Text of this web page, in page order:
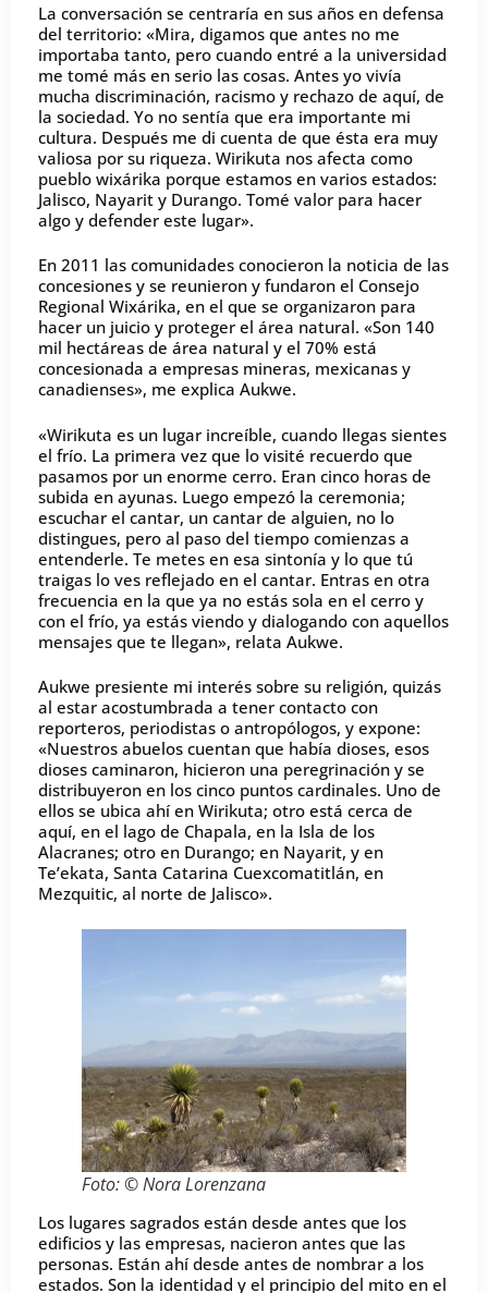
La conversación se centraría en sus años en defensa
del territorio: «Mira, digamos que antes no me
importaba tanto, pero cuando entré a la universidad
me tomé más en serio las cosas. Antes yo vivía
mucha discriminación, racismo y rechazo de aquí, de
la sociedad. Yo no sentía que era importante mi
cultura. Después me di cuenta de que ésta era muy
valiosa por su riqueza. Wirikuta nos afecta como
pueblo wixárika porque estamos en varios estados:
Jalisco, Nayarit y Durango. Tomé valor para hacer
algo y defender este lugar».
En 2011 las comunidades conocieron la noticia de las
concesiones y se reunieron y fundaron el Consejo
Regional Wixárika, en el que se organizaron para
hacer un juicio y proteger el área natural. «Son 140
mil hectáreas de área natural y el 70% está
concesionada a empresas mineras, mexicanas y
canadienses», me explica Aukwe.
«Wirikuta es un lugar increíble, cuando llegas sientes
el frío. La primera vez que lo visité recuerdo que
pasamos por un enorme cerro. Eran cinco horas de
subida en ayunas. Luego empezó la ceremonia;
escuchar el cantar, un cantar de alguien, no lo
distingues, pero al paso del tiempo comienzas a
entenderle. Te metes en esa sintonía y lo que tú
traigas lo ves reflejado en el cantar. Entras en otra
frecuencia en la que ya no estás sola en el cerro y
con el frío, ya estás viendo y dialogando con aquellos
mensajes que te llegan», relata Aukwe.
Aukwe presiente mi interés sobre su religión, quizás
al estar acostumbrada a tener contacto con
reporteros, periodistas o antropólogos, y expone:
«Nuestros abuelos cuentan que había dioses, esos
dioses caminaron, hicieron una peregrinación y se
distribuyeron en los cinco puntos cardinales. Uno de
ellos se ubica ahí en Wirikuta; otro está cerca de
aquí, en el lago de Chapala, en la Isla de los
Alacranes; otro en Durango; en Nayarit, y en
Te’ekata, Santa Catarina Cuexcomatitlán, en
Mezquitic, al norte de Jalisco».
Foto: © Nora Lorenzana
Los lugares sagrados están desde antes que los
edificios y las empresas, nacieron antes que las
personas. Están ahí desde antes de nombrar a los
estados. Son la identidad y el principio del mito en el